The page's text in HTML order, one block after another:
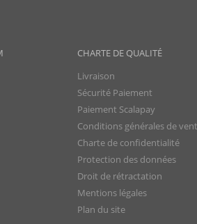
CHARTE DE QUALITÉ
Livraison
Sécurité Paiement
Paiement Scalapay
Conditions générales de
Charte de confidentialité
Protection des données
Droit de rétractation
Mentions légales
Plan du site